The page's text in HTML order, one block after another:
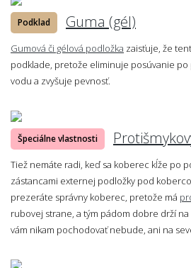
Podklad Guma (gél)
Gumová či gélová podložka zaisťuje, že
podklade, pretože eliminuje posúvanie
vodu a zvyšuje pevnosť.
Špeciálne vlastnosti
Tiež nemáte radi, keď sa koberec kĺže po
zástancami externej podložky pod
prezeráte správny koberec, pretože má
rubovej strane, a tým pádom dobre drží
vám nikam pochodovať nebude, ani na